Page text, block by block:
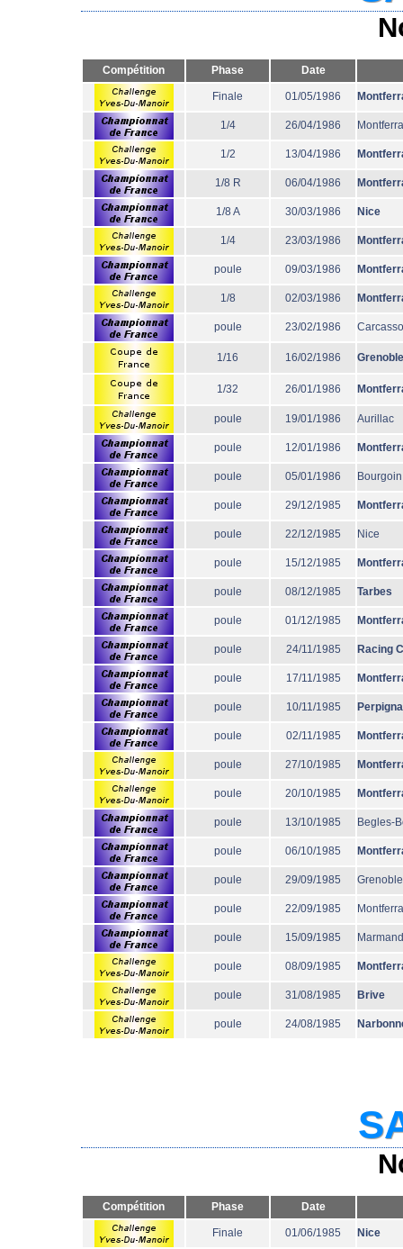
Compétition Phase Date
Finale 01/05/1986
1/4 26/04/1986
1/2 13/04/1986
1/8 R 06/04/1986
1/8 A 30/03/1986 Nice
1/4 23/03/1986
poule 09/03/1986
1/8 02/03/1986
poule 23/02/1986
1/16 16/02/1986 Grenoble
1/32 26/01/1986
poule 19/01/1986 Aurillac
poule 12/01/1986
poule 05/01/1986 Bourgoin
poule 29/12/1985
poule 22/12/1985 Nice
poule 15/12/1985
poule 08/12/1985 Tarbes
poule 01/12/1985
poule 24/11/1985 Racing
poule 17/11/1985
poule 10/11/1985
poule 02/11/1985
poule 27/10/1985
poule 20/10/1985
poule 13/10/1985 Begles-
poule 06/10/1985
poule 29/09/1985 Grenoble
poule 22/09/1985
poule 15/09/1985
poule 08/09/1985
poule 31/08/1985 Brive
poule 24/08/1985
Compétition Phase Date
Finale 01/06/1985 Nice